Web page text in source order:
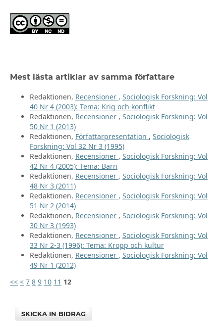
Mest lästa artiklar av samma författare
Redaktionen, Recensioner , Sociologisk Forskning: Vol
40 Nr 4 (2003): Tema: Krig och konflikt
Redaktionen, Recensioner , Sociologisk Forskning: Vol
50 Nr 1 (2013)
Redaktionen, Författarpresentation , Sociologisk
Forskning: Vol 32 Nr 3 (1995)
Redaktionen, Recensioner , Sociologisk Forskning: Vol
42 Nr 4 (2005): Tema: Barn
Redaktionen, Recensioner , Sociologisk Forskning: Vol
48 Nr 3 (2011)
Redaktionen, Recensioner , Sociologisk Forskning: Vol
51 Nr 2 (2014)
Redaktionen, Recensioner , Sociologisk Forskning: Vol
30 Nr 3 (1993)
Redaktionen, Recensioner , Sociologisk Forskning: Vol
33 Nr 2-3 (1996): Tema: Kropp och kultur
Redaktionen, Recensioner , Sociologisk Forskning: Vol
49 Nr 1 (2012)
<< < 7 8 9 10 11 12
SKICKA IN BIDRAG